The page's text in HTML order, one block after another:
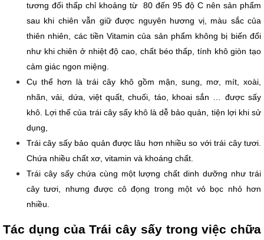
tương đối thấp chỉ khoảng từ  80 đến 95 độ C nên sản phẩm
sau khi chiên vẫn giữ được nguyên hương vị, màu sắc của
thiên nhiên, các tiền Vitamin của sản phẩm không bị biến đổi
như khi chiên ở nhiệt độ cao, chất béo thấp, tính khô giòn tạo
cảm giác ngon miệng.
Cụ thể hơn là trái cây khô gồm mận, sung, mơ, mít, xoài,
nhãn, vải, dứa, việt quất, chuối, táo, khoai sắn … được sấy
khô. Lợi thế của trái cây sấy khô là dễ bảo quản, tiện lợi khi sử
dụng,
Trái cây sấy bảo quản được lâu hơn nhiều so với trái cây tươi.
Chứa nhiều chất xơ, vitamin và khoáng chất.
Trái cây sấy chứa cùng một lượng chất dinh dưỡng như trái
cây tươi, nhưng được cô đọng trong một vỏ bọc nhỏ hơn
nhiều.
Tác dụng của Trái cây sấy trong việc chữa